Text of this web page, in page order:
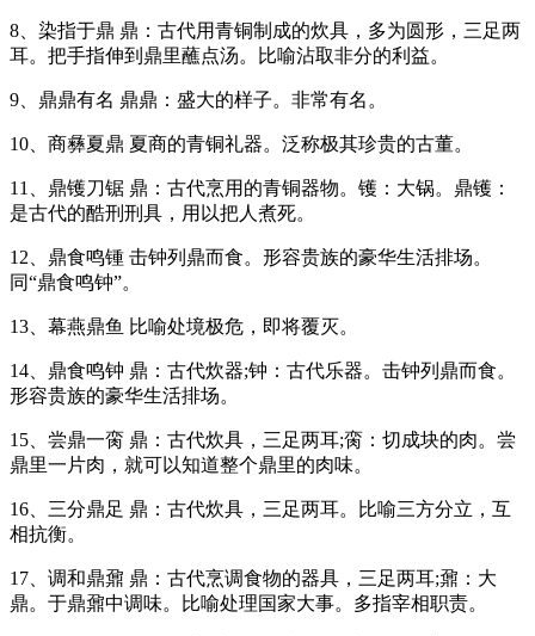
8、染指于鼎 鼎：古代用青铜制成的炊具，多为圆形，三足两
耳。把手指伸到鼎里蘸点汤。比喻沾取非分的利益。
9、鼎鼎有名 鼎鼎：盛大的样子。非常有名。
10、商彝夏鼎 夏商的青铜礼器。泛称极其珍贵的古董。
11、鼎镬刀锯 鼎：古代烹用的青铜器物。镬：大锅。鼎镬：
是古代的酷刑刑具，用以把人煮死。
12、鼎食鸣锺 击钟列鼎而食。形容贵族的豪华生活排场。
同“鼎食鸣钟”。
13、幕燕鼎鱼 比喻处境极危，即将覆灭。
14、鼎食鸣钟 鼎：古代炊器;钟：古代乐器。击钟列鼎而食。
形容贵族的豪华生活排场。
15、尝鼎一脔 鼎：古代炊具，三足两耳;脔：切成块的肉。尝
鼎里一片肉，就可以知道整个鼎里的肉味。
16、三分鼎足 鼎：古代炊具，三足两耳。比喻三方分立，互
相抗衡。
17、调和鼎鼐 鼎：古代烹调食物的器具，三足两耳;鼐：大
鼎。于鼎鼐中调味。比喻处理国家大事。多指宰相职责。